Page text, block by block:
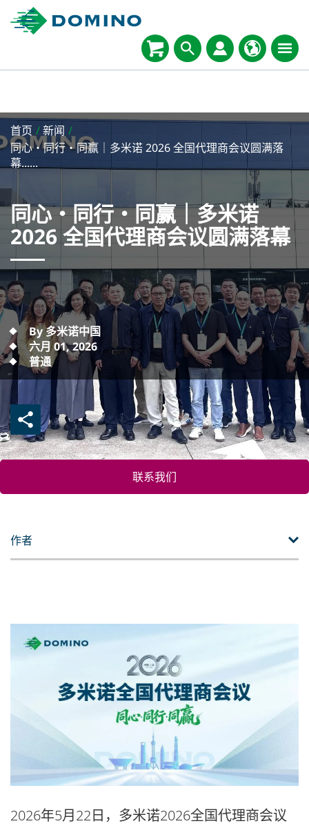
首页 /新闻 /
同心・同行・同赢｜多米诺 2026 全国代理商会议圆满落
幕......
同心・同行・同赢｜多米诺
2026 全国代理商会议圆满落幕
By 多米诺中国
六月 01, 2026
普通
联系我们
2026年5月22日，多米诺2026全国代理商会议
作者